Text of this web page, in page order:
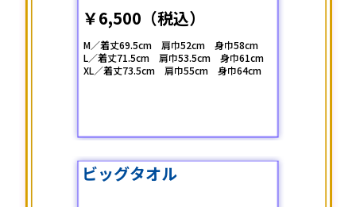
￥6,500（税込）
M／着丈69.5cm 肩巾52cm 身巾58cm
L／着丈71.5cm 肩巾53.5cm 身巾61cm
XL／着丈73.5cm 肩巾55cm 身巾64cm
ビッグタオル